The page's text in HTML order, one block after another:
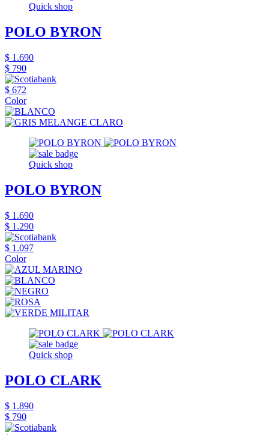
Quick shop
POLO BYRON
$ 1.690
$ 790
$ 672
Color
Quick shop
POLO BYRON
$ 1.690
$ 1.290
$ 1.097
Color
Quick shop
POLO CLARK
$ 1.890
$ 790